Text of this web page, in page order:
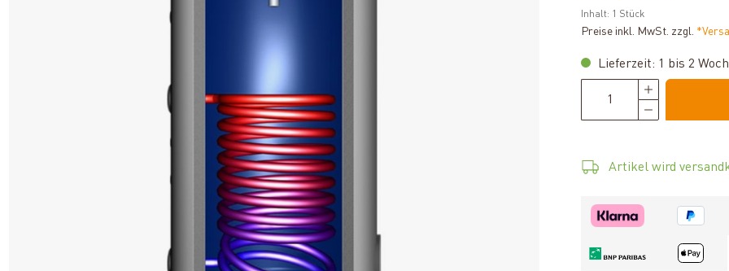
Inhalt: 1 Stück
Preise inkl. MwSt. zzgl.
Lieferzeit: 1 bis 2
Artikel wird